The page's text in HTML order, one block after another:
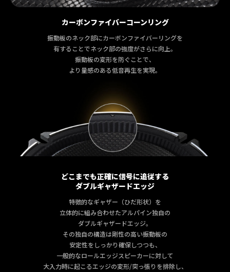
カーボンファイバーコーンリング
振動板のネック部にカーボンファイバーリングを
有することでネック部の強度がさらに向上。
振動板の変形を防ぐことで、
より量感のある低音再生を実現。
どこまでも正確に信号に追従する
ダブルギャザードエッジ
特徴的なギャザー（ひだ形状）を
立体的に組み合わせたアルパイン独自の
ダブルギャザードエッジ。
その独自の構造は剛性の高い振動板の
安定性をしっかり確保しつつも、
一般的なロールエッジスピーカーに対して
大入力時に起こるエッジの変形/突っ張りを排除し、